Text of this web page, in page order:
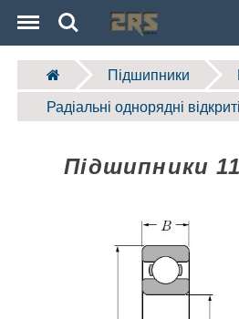
Search
Підшипники
Радіальні однорядні відкриті
Підшипники